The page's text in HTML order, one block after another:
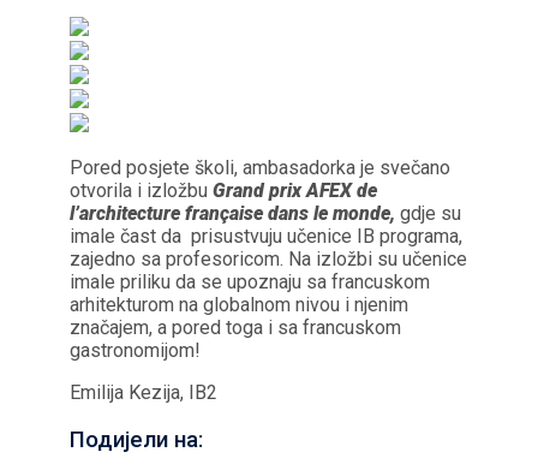
Pored posjete školi, ambasadorka je svečano
otvorila i izložbu Grand prix AFEX de
l’architecture française dans le monde, gdje su
imale čast da prisustvuju učenice IB programa,
zajedno sa profesoricom. Na izložbi su učenice
imale priliku da se upoznaju sa francuskom
arhitekturom na globalnom nivou i njenim
značajem, a pored toga i sa francuskom
gastronomijom!
Emilija Kezija, IB2
Подијели на: